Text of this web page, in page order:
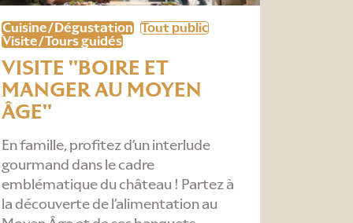
Cuisine/Dégustation Tout public
Visite/Tours guidés
VISITE "BOIRE ET
MANGER AU MOYEN
ÂGE"
En famille, profitez d’un interlude
gourmand dans le cadre
emblématique du château ! Partez à
la découverte de l’alimentation au